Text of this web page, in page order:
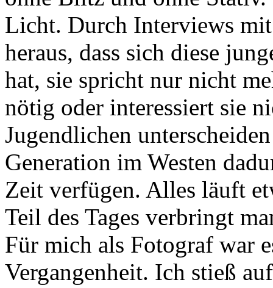
Licht. Durch Interviews
heraus, dass sich diese
hat, sie spricht nur nicht
nötig oder interessiert sie
Jugendlichen
Generation im Westen
Zeit verfügen. Alles läuft
Teil des Tages verbringt
Für mich als Fotograf war
Vergangenheit. Ich stieß